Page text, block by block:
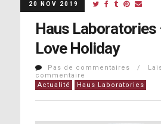
20 NOV 2019
Haus Laboratories
Love Holiday
Pas de commentaires /
commentaire
Actualité
Haus Laboratories